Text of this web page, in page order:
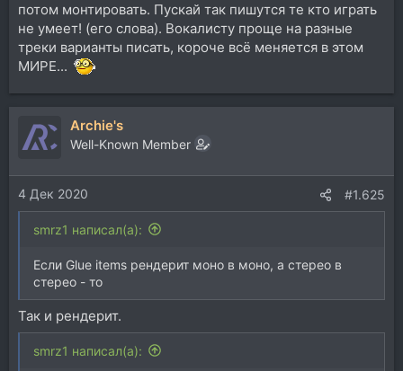
потом монтировать. Пускай так пишутся те кто играть
не умеет! (его слова). Вокалисту проще на разные
треки варианты писать, короче всё меняется в этом
МИРЕ...
Archie's
Well-Known Member
4 Дек 2020 #1.625
smrz1 написал(а):
Если Glue items рендерит моно в моно, а стерео в
стерео - то
Так и рендерит.
smrz1 написал(а):